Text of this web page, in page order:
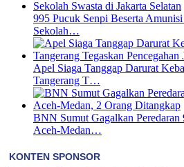
995 Pucuk Senpi Beserta
Sekolah…
Apel Siaga Tanggap Darurat
Tangerang T…
BNN Sumut Gagalkan Peredaran
Aceh-Medan…